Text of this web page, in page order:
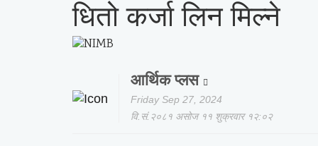
धितो कर्जा लिन मिल्ने
आर्थिक प्लस
Friday Sep 27, 2024
वि.सं.२०८१ असोज ११ शुक्रवार १२:०२